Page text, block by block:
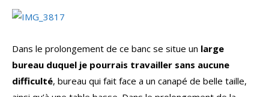
Dans le prolongement de ce banc se situe un large
bureau duquel je pourrais travailler sans aucune
difficulté, bureau qui fait face a un canapé de belle taille,